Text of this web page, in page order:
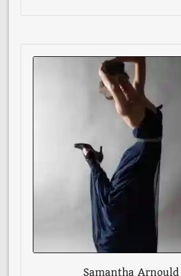
Samantha Arnould